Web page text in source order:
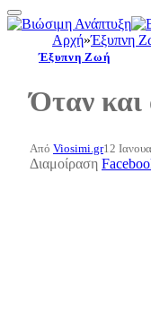
Αρχή»Έξυπνη
Έξυπνη Ζωή
Όταν και
Από Viosimi.gr12
Διαμοίραση